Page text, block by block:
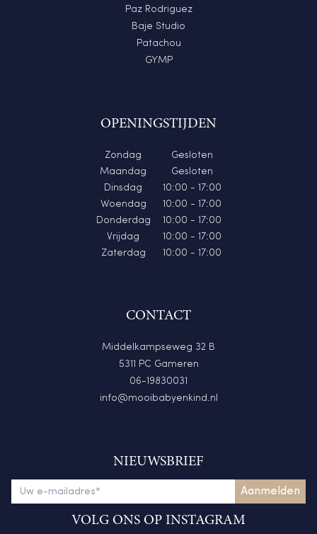
Paz Rodriguez
Baje Studio
Patachou
GYMP
OPENINGSTIJDEN
Zondag
Gesloten
Maandag
Gesloten
Dinsdag
10:00 - 17:00
Woendag
10:00 - 17:00
Donderdag
10:00 - 17:00
Vrijdag
10:00 - 17:00
Zaterdag
10:00 - 17:00
CONTACT
Middelkampseweg 32 B
5311 PC Gameren
06-19830031
info@mooibabyenkind.nl
NIEUWSBRIEF
VOLG ONS OP INSTAGRAM